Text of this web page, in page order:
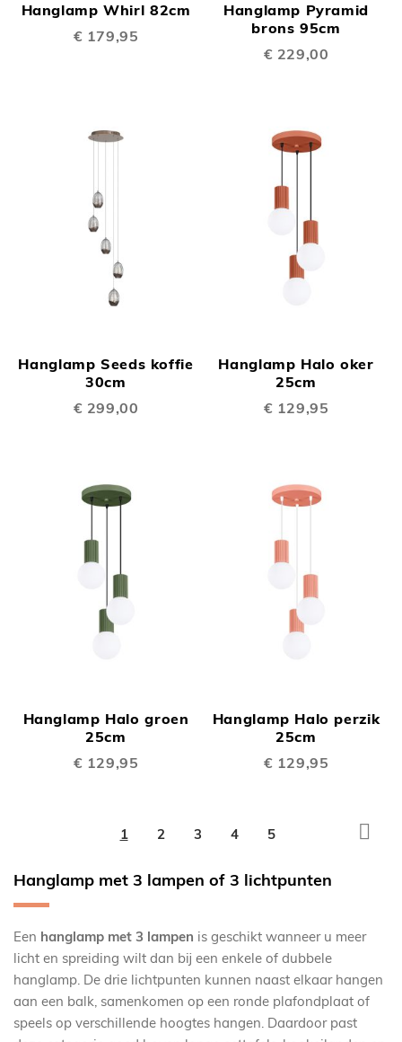
Hanglamp Whirl 82cm
€ 179,95
Hanglamp Pyramid
brons 95cm
€ 229,00
Hanglamp Seeds koffie
30cm
€ 299,00
Hanglamp Halo oker
25cm
€ 129,95
Hanglamp Halo groen
25cm
€ 129,95
Hanglamp Halo perzik
25cm
€ 129,95
Pagina
U
momenteel
1 Pagina
2 Pagina
3 Pagina
4 Pagina
5
Hanglamp met 3 lampen of 3 lichtpunten
Een hanglamp met 3 lampen is geschikt wanneer u meer
licht en spreiding wilt dan bij een enkele of dubbele
hanglamp. De drie lichtpunten kunnen naast elkaar hangen
aan een balk, samenkomen op een ronde plafondplaat of
speels op verschillende hoogtes hangen. Daardoor past